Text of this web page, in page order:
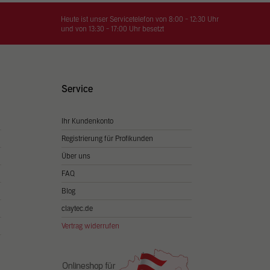
Heute ist unser Servicetelefon von 8:00 - 12:30 Uhr
und von 13:30 - 17:00 Uhr besetzt
Service
Ihr Kundenkonto
Registrierung für Profikunden
Über uns
FAQ
Blog
claytec.de
Vertrag widerrufen
Sie